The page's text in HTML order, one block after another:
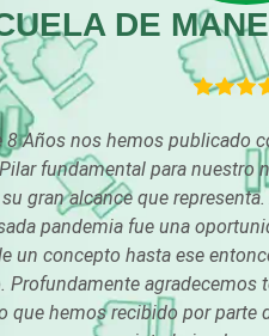
Clínicas y
Control de
DE
8 Años nos hemos publicado
fundamental para nuestro
gran alcance que
pandemia fue una
un concepto hasta ese
Profundamente agradecemos
que hemos recibido por parte